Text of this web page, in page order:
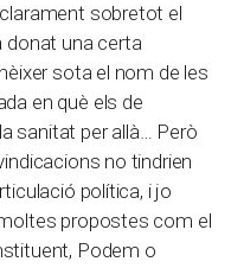
sobretot el
donat una certa
sota el nom de les
en què els de
sanitat per allà… Però
no tindrien
política, i jo
propostes com el
Podem o